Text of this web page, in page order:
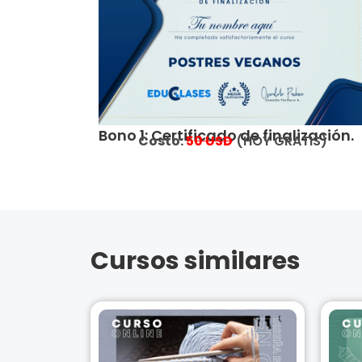
Bono 1: Certificado de finalización.
Costo:50 USD (HOY GRATIS)
Cursos similares